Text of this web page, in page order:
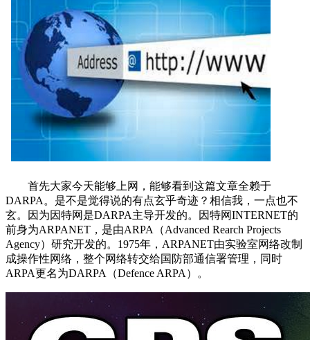
首先大家今天能够上网，能够看到这篇文章全赖于
DARPA。是不是觉得说的有点玄乎奇迹？相信我，一点也不
玄。因为因特网是DARPA主导开发的。因特网INTERNET的
前身为ARPANET，是由ARPA（Advanced Rearch Projects
Agency）研究开发的。1975年，ARPANET由实验室网络改制
成操作性网络，整个网络转交给国防部通信署管理，同时
ARPA更名为DARPA（Defence ARPA）。